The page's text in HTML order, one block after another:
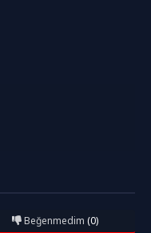
Beğenmedim (0)